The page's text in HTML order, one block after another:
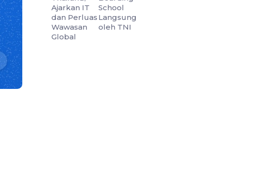
Ajarkan IT
dan Perluas
Wawasan
Global
School
Langsung
oleh TNI